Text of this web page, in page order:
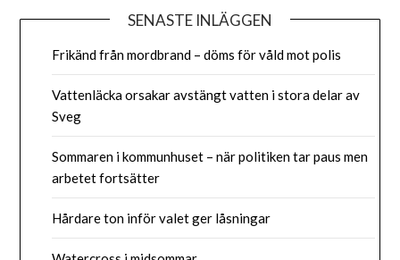
SENASTE INLÄGGEN
Frikänd från mordbrand – döms för våld mot polis
Vattenläcka orsakar avstängt vatten i stora delar av
Sveg
Sommaren i kommunhuset – när politiken tar paus men
arbetet fortsätter
Hårdare ton inför valet ger låsningar